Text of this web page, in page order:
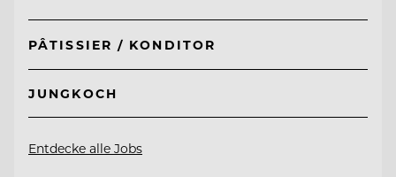
PÂTISSIER / KONDITOR
JUNGKOCH
Entdecke alle Jobs